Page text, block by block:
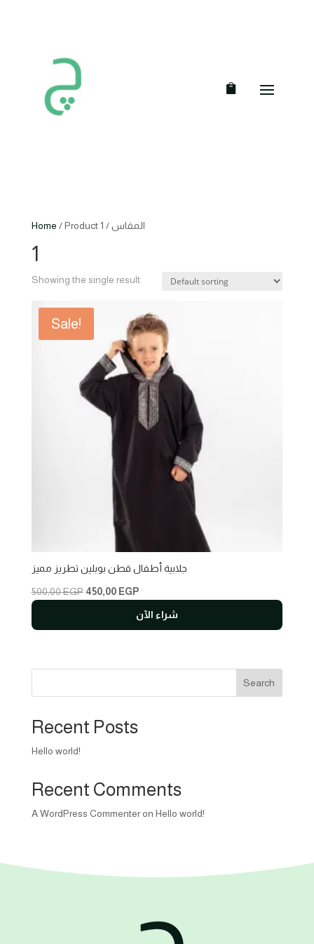
Home / Product المقاس / 1
1
Showing the single result
Sale!
جلابية أطفال قطن بوبلين تطريز مميز
500,00EGP Original
450,00 EGPCurrent
is:
شراء الآن
Search
Recent Posts
Hello world!
Recent Comments
A WordPress Commenteron Hello world!